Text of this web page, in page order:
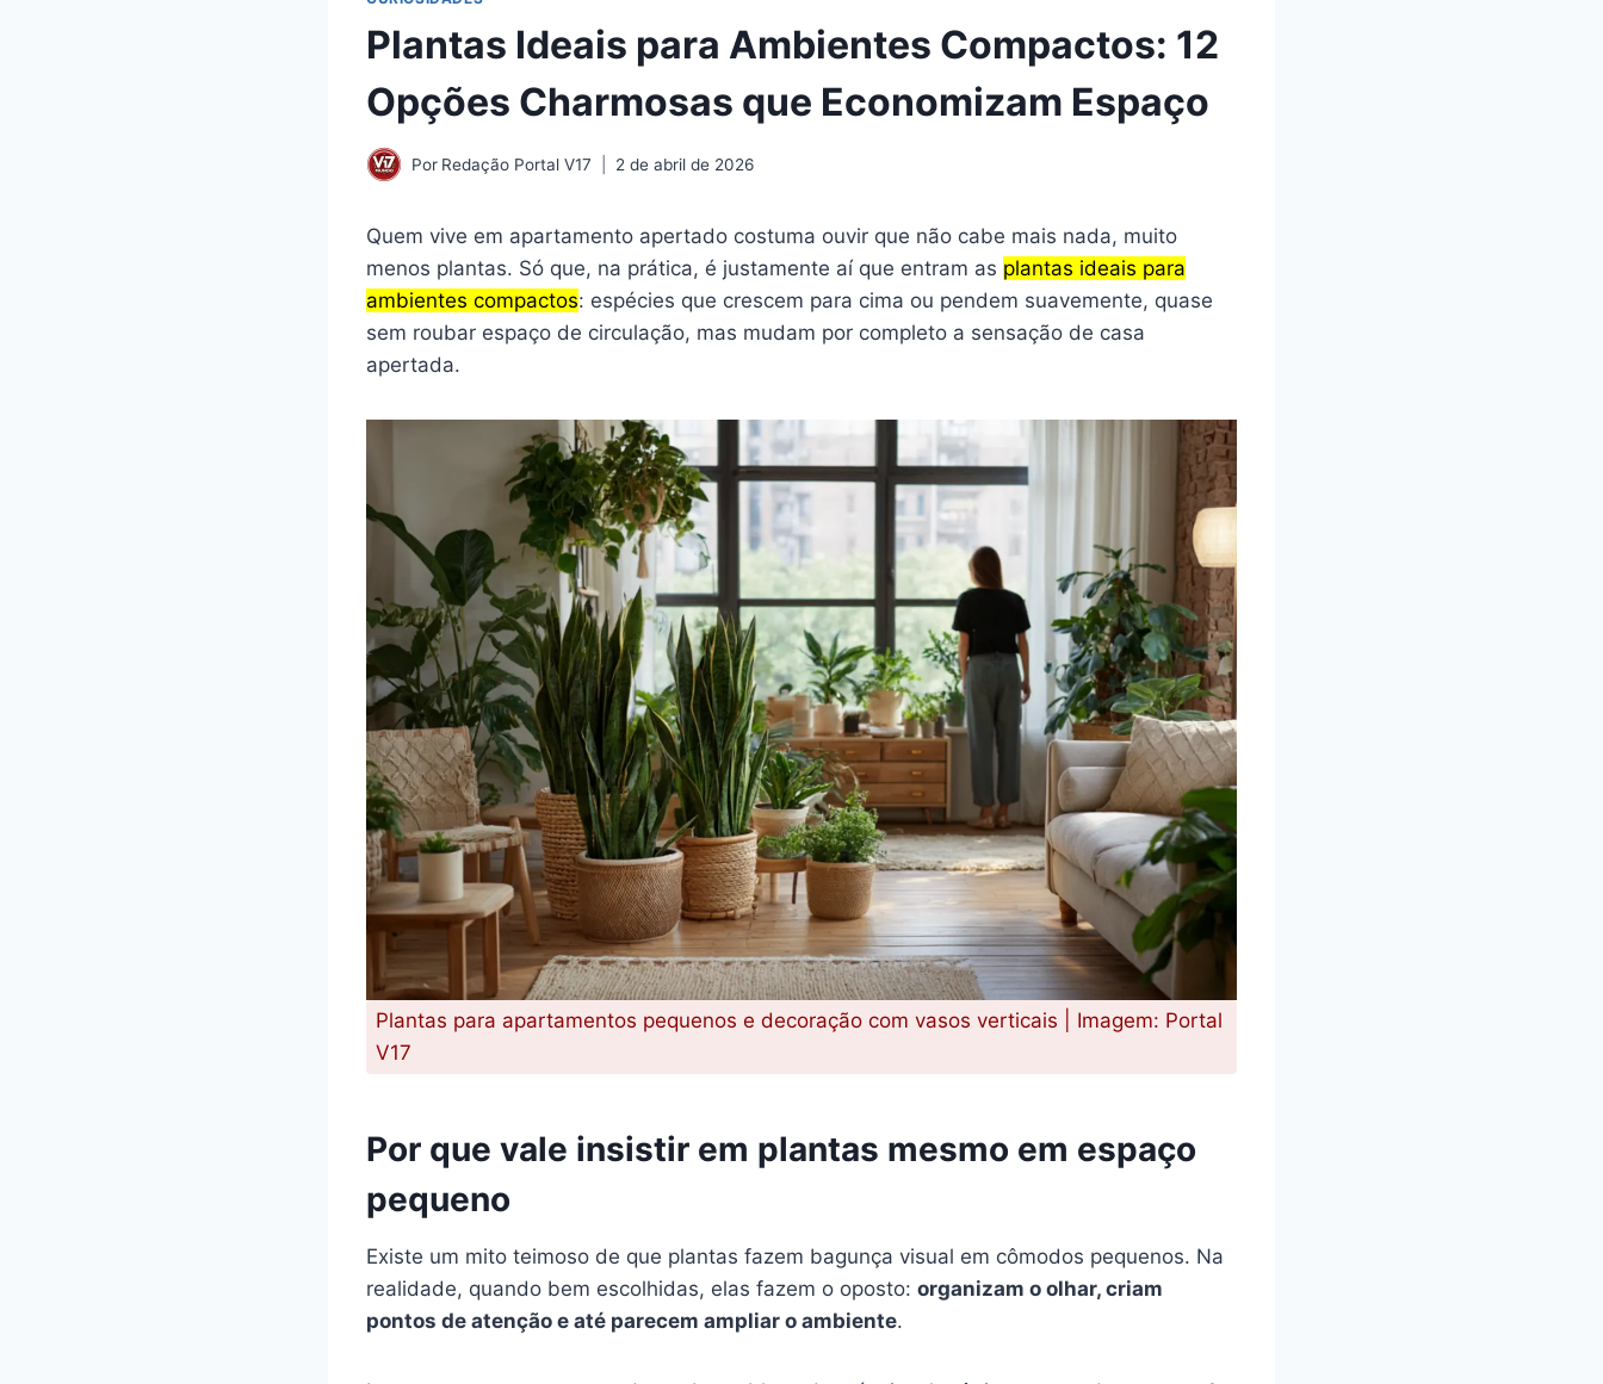
Plantas Ideais para Ambientes Compactos: 12
Opções Charmosas que Economizam Espaço
Por Redação Portal V17 2 de abril de 2026
Quem vive em apartamento apertado costuma ouvir que não cabe mais nada, muito
menos plantas. Só que, na prática, é justamente aí que entram as plantas ideais para
ambientes compactos: espécies que crescem para cima ou pendem suavemente, quase
sem roubar espaço de circulação, mas mudam por completo a sensação de casa
apertada.
Plantas para apartamentos pequenos e decoração com vasos verticais | Imagem: Portal
V17
Por que vale insistir em plantas mesmo em espaço
pequeno
Existe um mito teimoso de que plantas fazem bagunça visual em cômodos pequenos. Na
realidade, quando bem escolhidas, elas fazem o oposto: organizam o olhar, criam
pontos de atenção e até parecem ampliar o ambiente.